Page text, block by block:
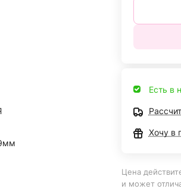
Есть в
Хочу в
Цена
и может